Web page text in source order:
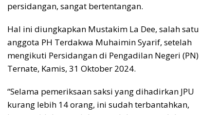
persidangan, sangat bertentangan.
Hal ini diungkapkan Mustakim La Dee, salah satu
anggota PH Terdakwa Muhaimin Syarif, setelah
mengikuti Persidangan di Pengadilan Negeri (PN)
Ternate, Kamis, 31 Oktober 2024.
“Selama pemeriksaan saksi yang dihadirkan JPU
kurang lebih 14 orang, ini sudah terbantahkan,